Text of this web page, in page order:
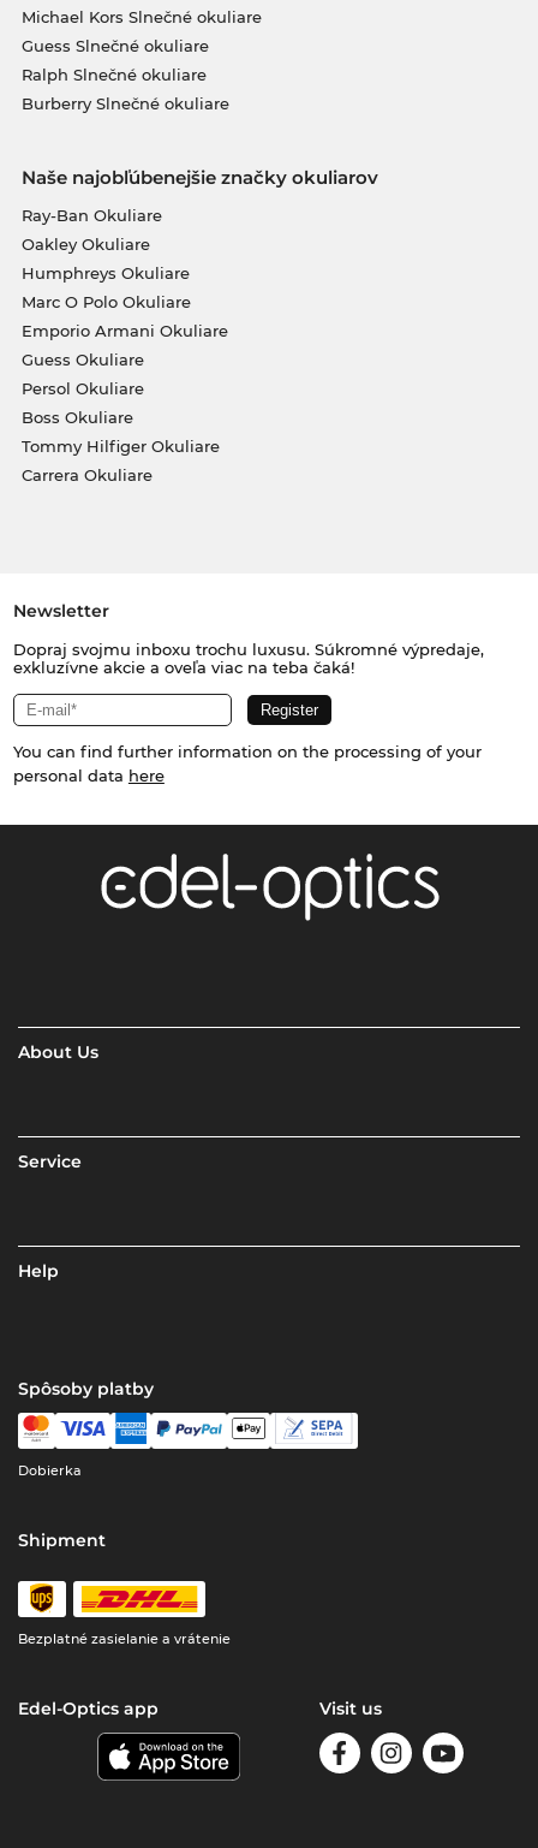
Michael Kors Slnečné okuliare
Guess Slnečné okuliare
Ralph Slnečné okuliare
Burberry Slnečné okuliare
Naše najobľúbenejšie značky okuliarov
Ray-Ban Okuliare
Oakley Okuliare
Humphreys Okuliare
Marc O Polo Okuliare
Emporio Armani Okuliare
Guess Okuliare
Persol Okuliare
Boss Okuliare
Tommy Hilfiger Okuliare
Carrera Okuliare
Newsletter
Dopraj svojmu inboxu trochu luxusu. Súkromné výpredaje,
exkluzívne akcie a oveľa viac na teba čaká!
You can find further information on the processing of your
personal data here
About Us
Service
Help
Spôsoby platby
Dobierka
Shipment
Bezplatné zasielanie a vrátenie
Edel-Optics app Visit us